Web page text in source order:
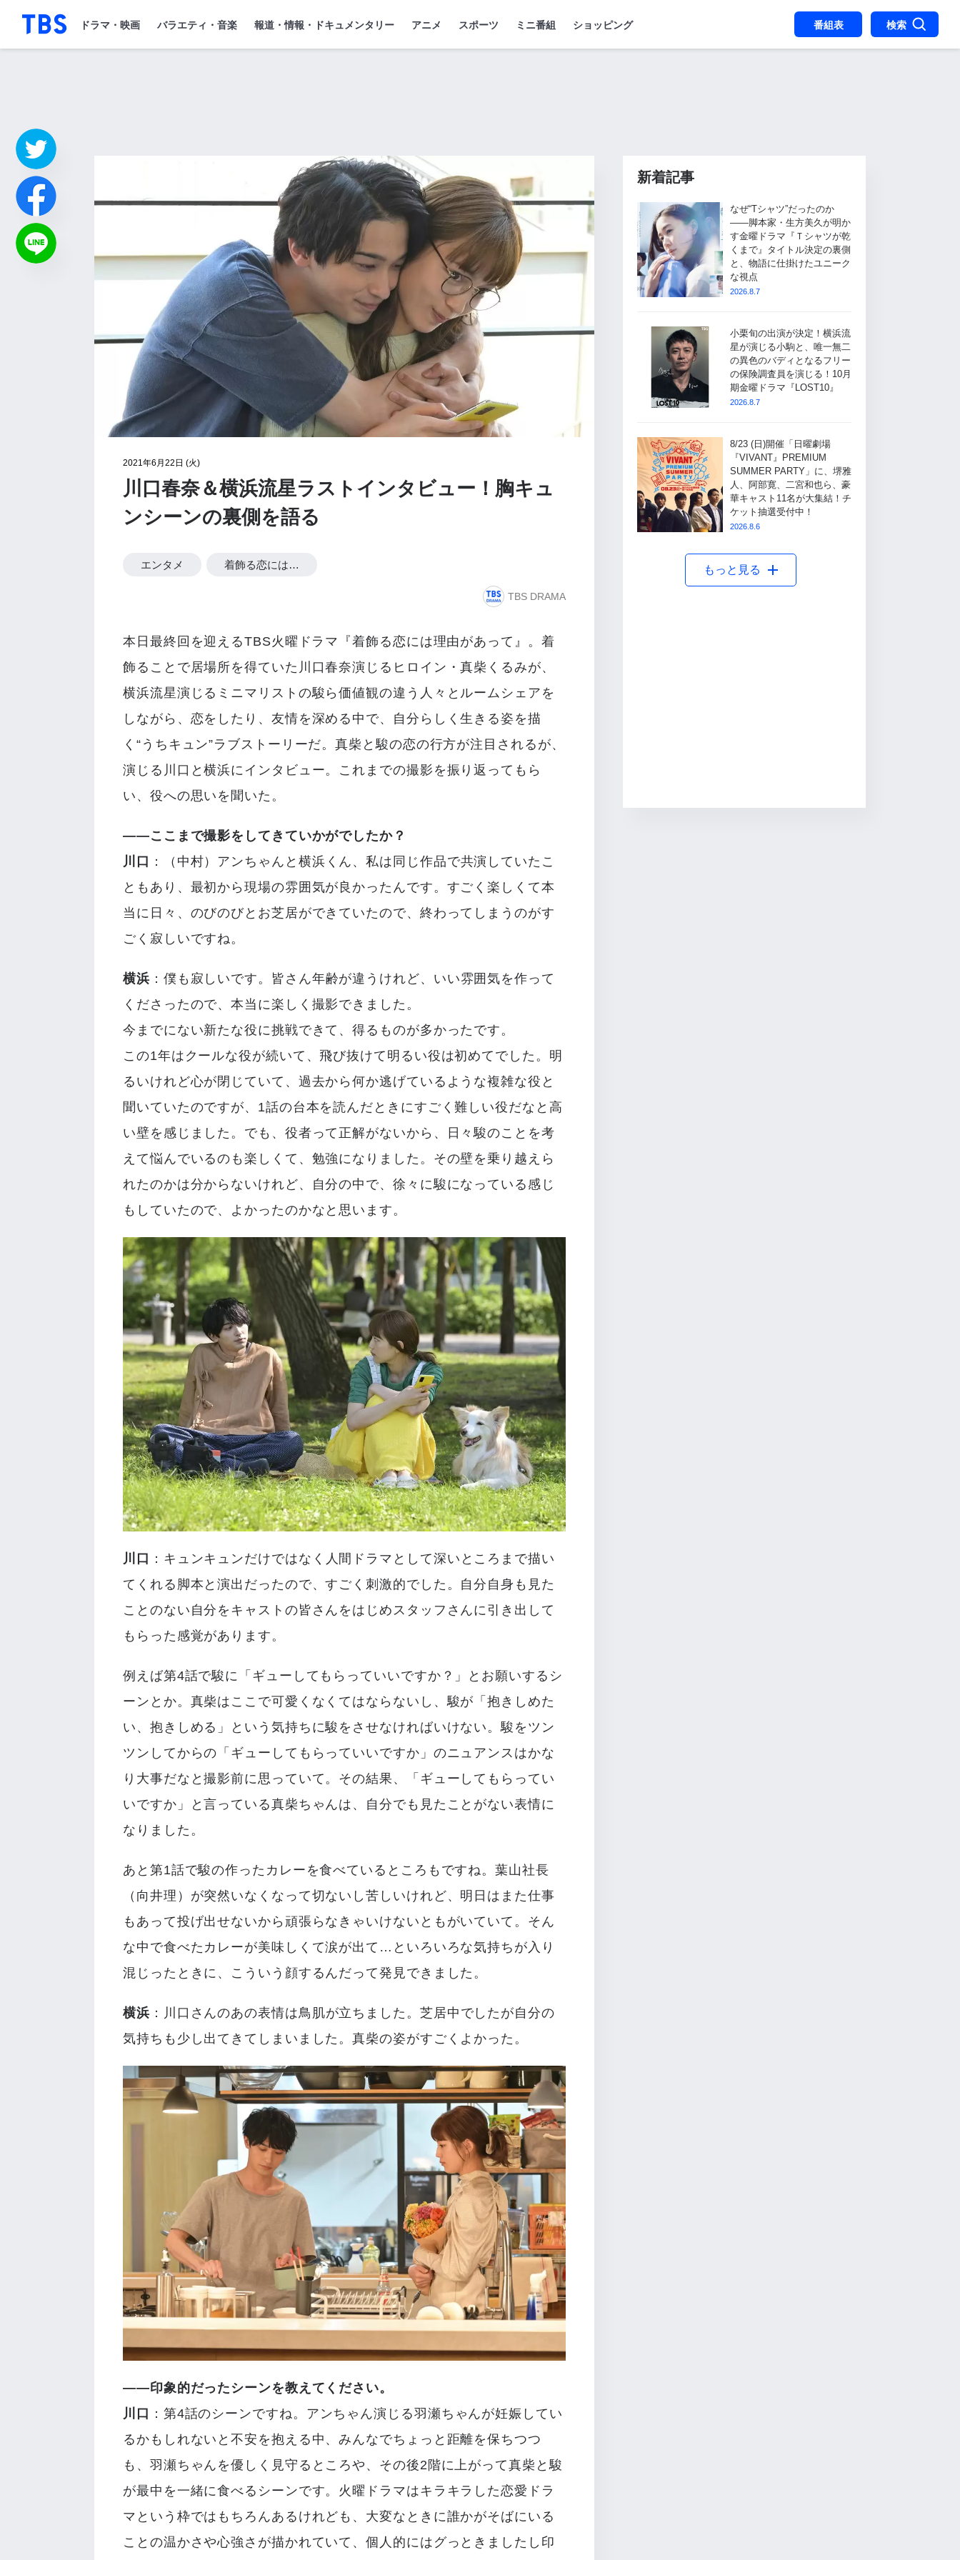
「TBSテレビ」トップページ
ドラマ・映画 バラエティ・音楽 報道・情報・ドキュメンタリー アニメ スポーツ ミニ番組 ショッピング 番組表 検索
2021年6月22日 (火)
川口春奈＆横浜流星ラストインタビュー！胸キュ
ンシーンの裏側を語る
エンタメ 着飾る恋には…
TBS DRAMA
本日最終回を迎えるTBS火曜ドラマ『着飾る恋には理由があって』。着
飾ることで居場所を得ていた川口春奈演じるヒロイン・真柴くるみが、
横浜流星演じるミニマリストの駿ら価値観の違う人々とルームシェアを
しながら、恋をしたり、友情を深める中で、自分らしく生きる姿を描
く“うちキュン”ラブストーリーだ。真柴と駿の恋の行方が注目されるが、
演じる川口と横浜にインタビュー。これまでの撮影を振り返ってもら
い、役への思いを聞いた。
――ここまで撮影をしてきていかがでしたか？
川口
：（中村）アンちゃんと横浜くん、私は同じ作品で共演していたこ
ともあり、最初から現場の雰囲気が良かったんです。すごく楽しくて本
当に日々、のびのびとお芝居ができていたので、終わってしまうのがす
ごく寂しいですね。
横浜：僕も寂しいです。皆さん年齢が違うけれど、いい雰囲気を作って
くださったので、本当に楽しく撮影できました。
今までにない新たな役に挑戦できて、得るものが多かったです。
この1年はクールな役が続いて、飛び抜けて明るい役は初めてでした。明
るいけれど心が閉じていて、過去から何か逃げているような複雑な役と
聞いていたのですが、1話の台本を読んだときにすごく難しい役だなと高
い壁を感じました。でも、役者って正解がないから、日々駿のことを考
えて悩んでいるのも楽しくて、勉強になりました。その壁を乗り越えら
れたのかは分からないけれど、自分の中で、徐々に駿になっている感じ
もしていたので、よかったのかなと思います。
川口
：キュンキュンだけではなく人間ドラマとして深いところまで描い
てくれる脚本と演出だったので、すごく刺激的でした。自分自身も見た
ことのない自分をキャストの皆さんをはじめスタッフさんに引き出して
もらった感覚があります。
例えば第4話で駿に「ギューしてもらっていいですか？」とお願いするシ
ーンとか。真柴はここで可愛くなくてはならないし、駿が「抱きしめた
い、抱きしめる」という気持ちに駿をさせなければいけない。駿をツン
ツンしてからの「ギューしてもらっていいですか」のニュアンスはかな
り大事だなと撮影前に思っていて。その結果、「ギューしてもらってい
いですか」と言っている真柴ちゃんは、自分でも見たことがない表情に
なりました。
あと第1話で駿の作ったカレーを食べているところもですね。葉山社長
（向井理）が突然いなくなって切ないし苦しいけれど、明日はまた仕事
もあって投げ出せないから頑張らなきゃいけないともがいていて。そん
な中で食べたカレーが美味しくて涙が出て…といろいろな気持ちが入り
混じったときに、こういう顔するんだって発見できました。
横浜：川口さんのあの表情は鳥肌が立ちました。芝居中でしたが自分の
気持ちも少し出てきてしまいました。真柴の姿がすごくよかった。
――印象的だったシーンを教えてください。
川口
：第4話のシーンですね。アンちゃん演じる羽瀬ちゃんが妊娠してい
るかもしれないと不安を抱える中、みんなでちょっと距離を保ちつつ
も、羽瀬ちゃんを優しく見守るところや、その後2階に上がって真柴と駿
が最中を一緒に食べるシーンです。火曜ドラマはキラキラした恋愛ドラ
マという枠ではもちろんあるけれども、大変なときに誰かがそばにいる
ことの温かさや心強さが描かれていて、個人的にはグっときましたし印
新着記事
なぜ“Tシャツ”だったのか
――脚本家・生方美久が明か
す金曜ドラマ『Ｔシャツが乾
くまで』タイトル決定の裏側
と、物語に仕掛けたユニーク
な視点
2026.8.7
小栗旬の出演が決定！横浜流
星が演じる小駒と、唯一無二
の異色のバディとなるフリー
の保険調査員を演じる！10月
期金曜ドラマ『LOST10』
2026.8.7
8/23 (日)開催「日曜劇場
『VIVANT』PREMIUM
SUMMER PARTY」に、堺雅
人、阿部寛、二宮和也ら、豪
華キャスト11名が大集結！チ
ケット抽選受付中！
2026.8.6
もっと見る